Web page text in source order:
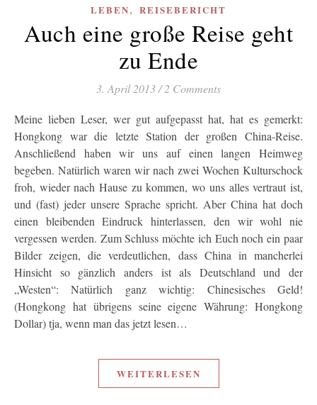
LEBEN, REISEBERICHT
Auch eine große Reise geht
zu Ende
3. April 2013/ 2 Comments
Meine lieben Leser, wer gut aufgepasst hat, hat es gemerkt:
Hongkong war die letzte Station der großen China-Reise.
Anschließend haben wir uns auf einen langen Heimweg
begeben. Natürlich waren wir nach zwei Wochen Kulturschock
froh, wieder nach Hause zu kommen, wo uns alles vertraut ist,
und (fast) jeder unsere Sprache spricht. Aber China hat doch
einen bleibenden Eindruck hinterlassen, den wir wohl nie
vergessen werden. Zum Schluss möchte ich Euch noch ein paar
Bilder zeigen, die verdeutlichen, dass China in mancherlei
Hinsicht so gänzlich anders ist als Deutschland und der
„Westen“: Natürlich ganz wichtig: Chinesisches Geld!
(Hongkong hat übrigens seine eigene Währung: Hongkong
Dollar) tja, wenn man das jetzt lesen…
WEITERLESEN